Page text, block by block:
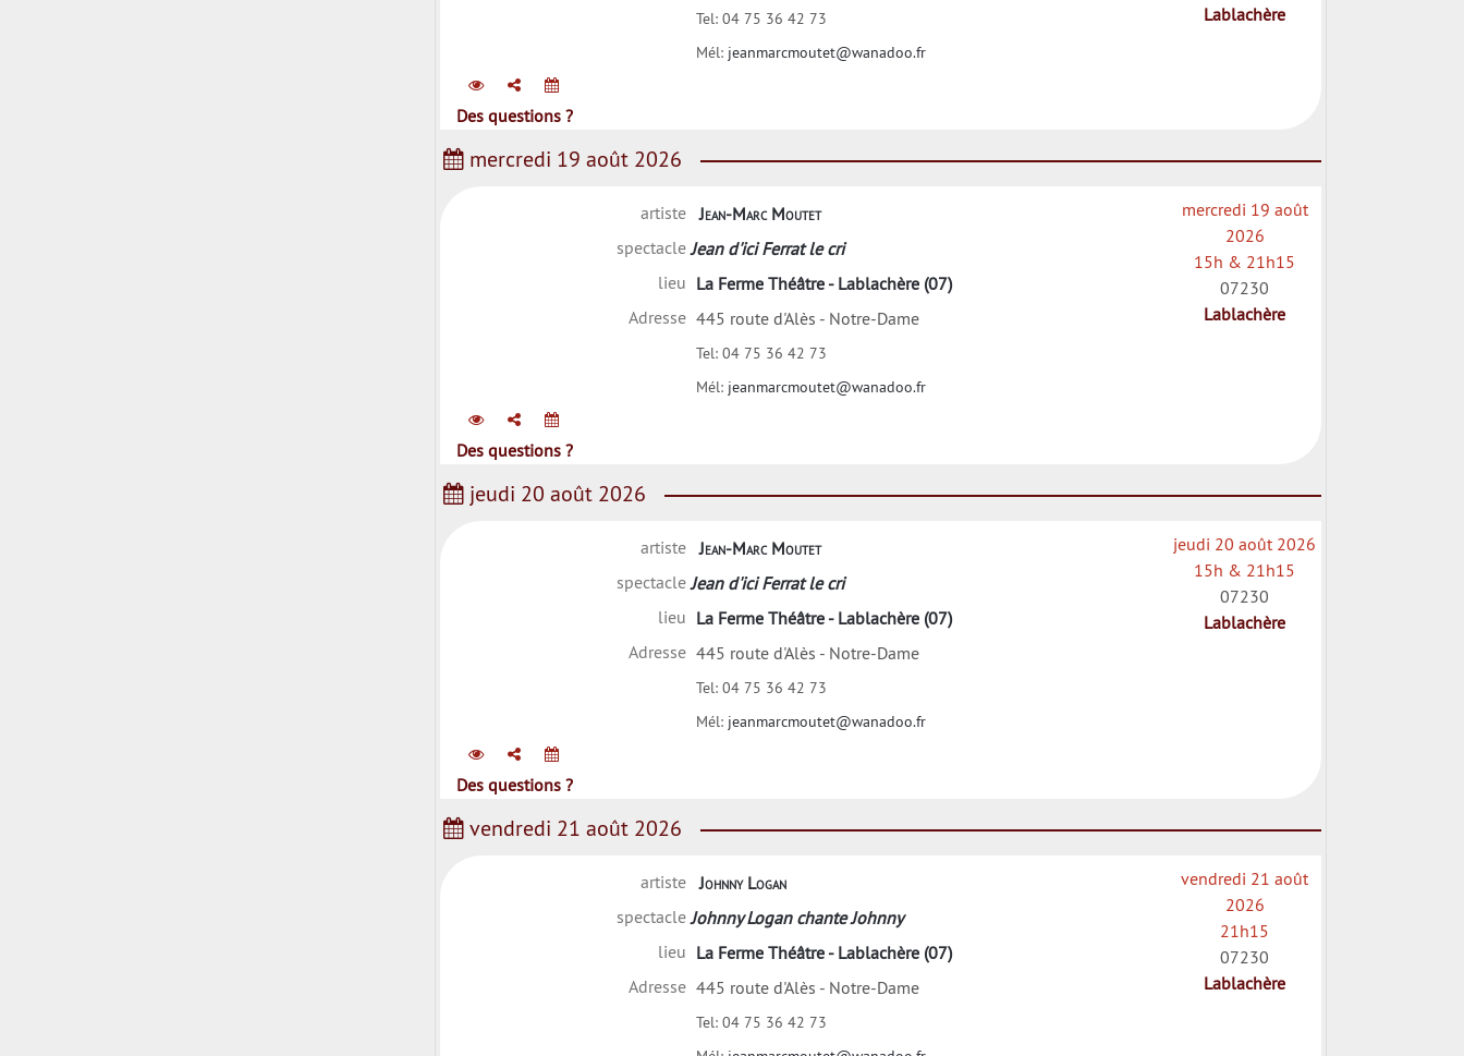
Tel:04 75 36 42 73
Mél: jeanmarcmoutet@wanadoo.fr
Lablachère
Des questions ?
mercredi 19 août 2026
artiste
Jean-Marc Moutet
spectacle Jean d'ici Ferrat le cri
lieu La Ferme Théâtre - Lablachère (07)
Adresse 445 route d'Alès - Notre-Dame
Tel:04 75 36 42 73
Mél: jeanmarcmoutet@wanadoo.fr
mercredi 19 août
2026
15h & 21h15
07230
Lablachère
Des questions ?
jeudi 20 août 2026
artiste
Jean-Marc Moutet
spectacle Jean d'ici Ferrat le cri
lieu La Ferme Théâtre - Lablachère (07)
Adresse 445 route d'Alès - Notre-Dame
Tel:04 75 36 42 73
Mél: jeanmarcmoutet@wanadoo.fr
jeudi 20 août 2026
15h & 21h15
07230
Lablachère
Des questions ?
vendredi 21 août 2026
artiste
Johnny Logan
spectacle Johnny Logan chante Johnny
lieu La Ferme Théâtre - Lablachère (07)
Adresse 445 route d'Alès - Notre-Dame
Tel:04 75 36 42 73
vendredi 21 août
2026
21h15
07230
Lablachère